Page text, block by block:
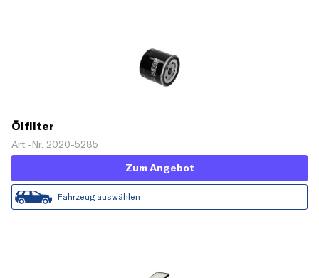
Ölfilter
Art.-Nr. 2020-5285
Zum Angebot
Fahrzeug auswählen